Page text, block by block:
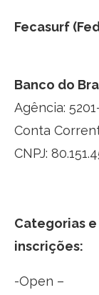
Fecasurf
Banco do
Agência:
Conta
CNPJ:
Categorias
inscrições:
-Open –